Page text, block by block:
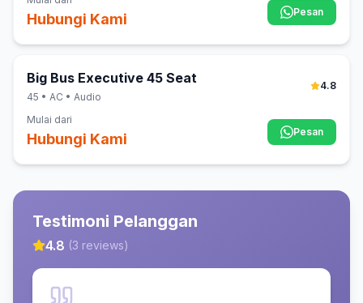
Hubungi Kami Pesan
Big Bus Executive 45 Seat
45 • AC • Audio
4.8
Mulai dari
Hubungi Kami Pesan
Testimoni Pelanggan
4.8 (3 reviews)